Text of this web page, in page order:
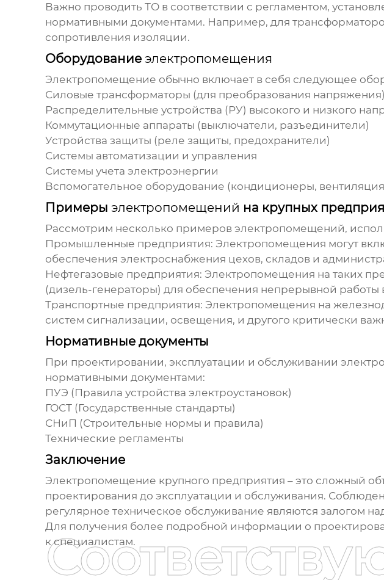
Важно проводить ТО в соответствии с регламентом,
нормативными документами. Например, для
сопротивления изоляции.
Оборудование электропомещения
Электропомещение обычно включает в себя следующее
Силовые трансформаторы (для преобразования напряжения)
Распределительные устройства (РУ) высокого и низкого
Коммутационные аппараты (выключатели, разъединители)
Устройства защиты (реле защиты, предохранители)
Системы автоматизации и управления
Системы учета электроэнергии
Вспомогательное оборудование (кондиционеры,
Примеры электропомещений на крупных
Рассмотрим несколько примеров электропомещений,
Промышленные предприятия: Электропомещения могут
обеспечения электроснабжения цехов, складов и
Нефтегазовые предприятия: Электропомещения на таких
(дизель-генераторы) для обеспечения непрерывной работы
Транспортные предприятия: Электропомещения на
систем сигнализации, освещения, и другого критически
Нормативные документы
При проектировании, эксплуатации и обслуживании
нормативными документами:
ПУЭ (Правила устройства электроустановок)
ГОСТ (Государственные стандарты)
СНиП (Строительные нормы и правила)
Технические регламенты
Заключение
Электропомещение крупного предприятия – это сложный
проектирования до эксплуатации и обслуживания.
регулярное техническое обслуживание являются залогом
Для получения более подробной информации о
к специалистам.